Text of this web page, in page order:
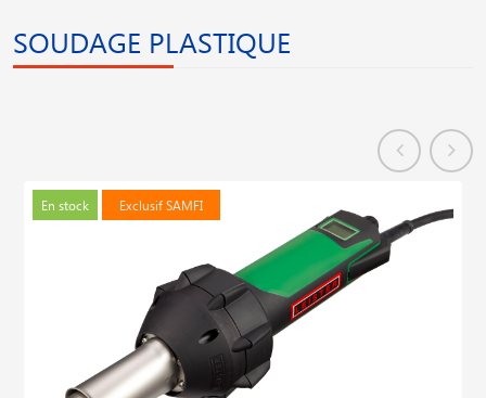
SOUDAGE PLASTIQUE
En stock Exclusif SAMFI